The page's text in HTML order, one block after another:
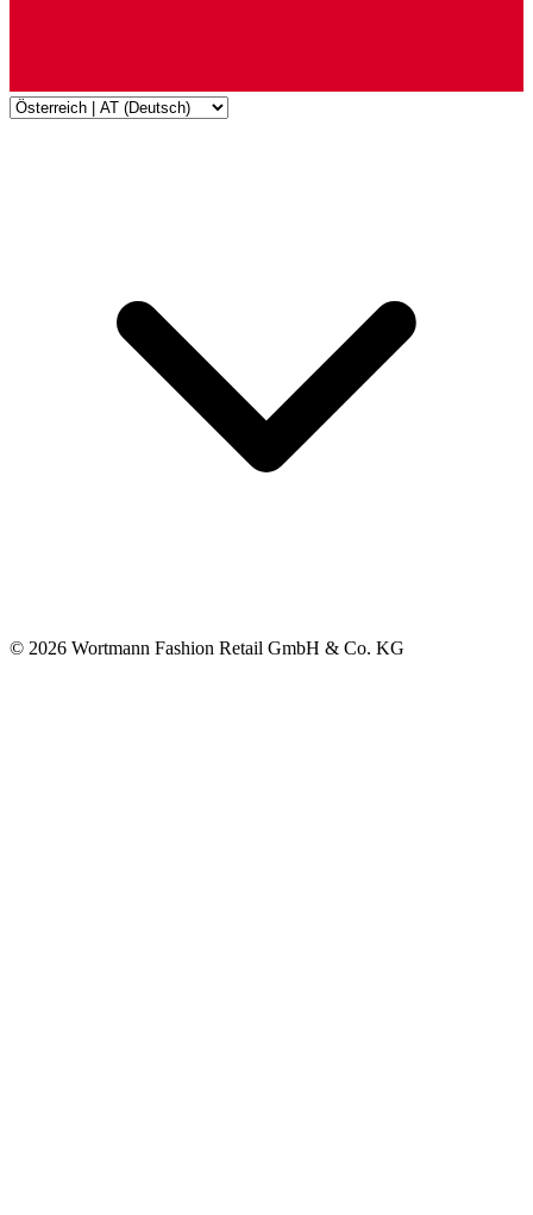
© 2026 Wortmann Fashion Retail GmbH & Co. KG